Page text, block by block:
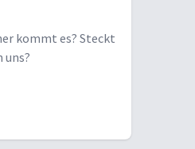
kommt es? Steckt
uns?